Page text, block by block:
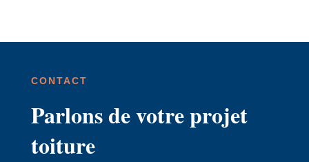
CONTACT
Parlons de votre projet
toiture